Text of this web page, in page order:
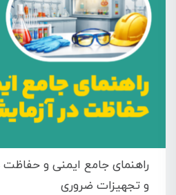
راهنمای جامع ایمنی و حفاظت
و تجهیزات ضروری